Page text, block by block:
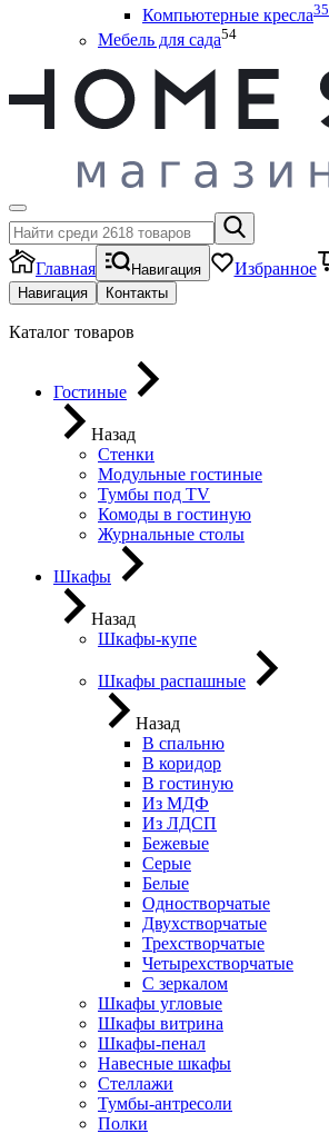
Компьютерные кресла35
Мебель для сада54
Главная Навигация Избранное
Навигация Контакты
Каталог товаров
Гостиные
Назад
Стенки
Модульные гостиные
Тумбы под ТV
Комоды в гостиную
Журнальные столы
Шкафы
Назад
Шкафы-купе
Шкафы распашные
Назад
В спальню
В коридор
В гостиную
Из МДФ
Из ЛДСП
Бежевые
Серые
Белые
Одностворчатые
Двухстворчатые
Трехстворчатые
Четырехстворчатые
С зеркалом
Шкафы угловые
Шкафы витрина
Шкафы-пенал
Навесные шкафы
Стеллажи
Тумбы-антресоли
Полки